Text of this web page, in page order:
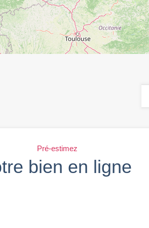
Pré-estimez
bien en ligne